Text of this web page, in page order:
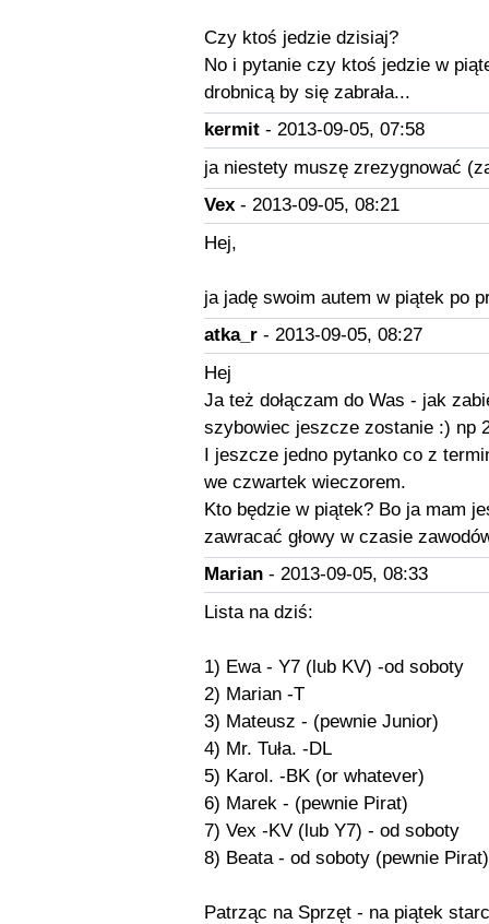
Czy ktoś jedzie dzisiaj?
No i pytanie czy ktoś jedzie w
drobnicą by się zabrała...
kermit- 2013-09-05, 07:58
ja niestety muszę zrezygnować
Vex- 2013-09-05, 08:21
Hej,
ja jadę swoim autem w piątek po
atka_r- 2013-09-05, 08:27
Hej
Ja też dołączam do Was - jak
szybowiec jeszcze zostanie :) np
I jeszcze jedno pytanko co z
we czwartek wieczorem.
Kto będzie w piątek? Bo ja mam
zawracać głowy w czasie
Marian- 2013-09-05, 08:33
Lista na dziś:
1) Ewa - Y7 (lub KV) -od soboty
2) Marian -T
3) Mateusz - (pewnie Junior)
4) Mr. Tuła. -DL
5) Karol. -BK (or whatever)
6) Marek - (pewnie Pirat)
7) Vex -KV (lub Y7) - od soboty
8) Beata - od soboty (pewnie Pirat)
Patrząc na Sprzęt - na piątek